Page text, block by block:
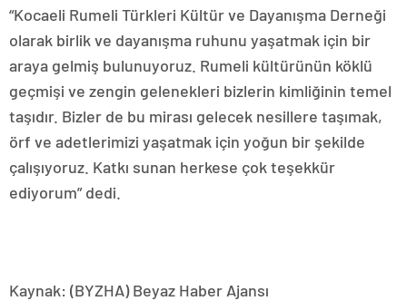
“Kocaeli Rumeli Türkleri Kültür ve Dayanışma Derneği
olarak birlik ve dayanışma ruhunu yaşatmak için bir
araya gelmiş bulunuyoruz. Rumeli kültürünün köklü
geçmişi ve zengin gelenekleri bizlerin kimliğinin temel
taşıdır. Bizler de bu mirası gelecek nesillere taşımak,
örf ve adetlerimizi yaşatmak için yoğun bir şekilde
çalışıyoruz. Katkı sunan herkese çok teşekkür
ediyorum” dedi.
Kaynak: (BYZHA) Beyaz Haber Ajansı